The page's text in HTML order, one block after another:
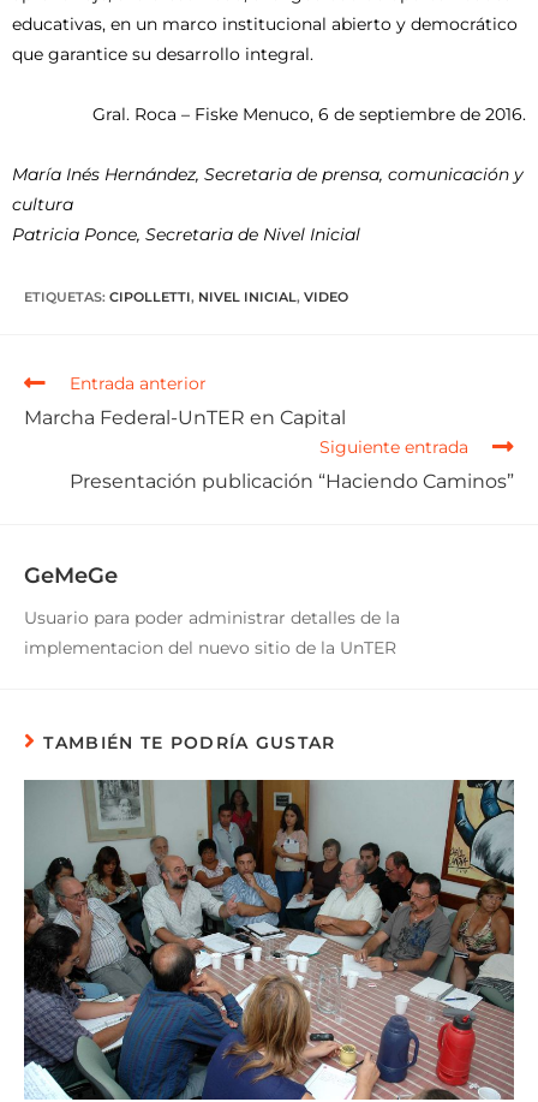
educativas, en un marco institucional abierto y democrático
que garantice su desarrollo integral.
Gral. Roca – Fiske Menuco, 6 de septiembre de 2016.
María Inés Hernández, Secretaria de prensa, comunicación y
cultura
Patricia Ponce, Secretaria de Nivel Inicial
ETIQUETAS: CIPOLLETTI, NIVEL INICIAL, VIDEO
Entrada anterior
Marcha Federal-UnTER en Capital
Siguiente entrada
Presentación publicación “Haciendo Caminos”
GeMeGe
Usuario para poder administrar detalles de la
implementacion del nuevo sitio de la UnTER
TAMBIÉN TE PODRÍA GUSTAR